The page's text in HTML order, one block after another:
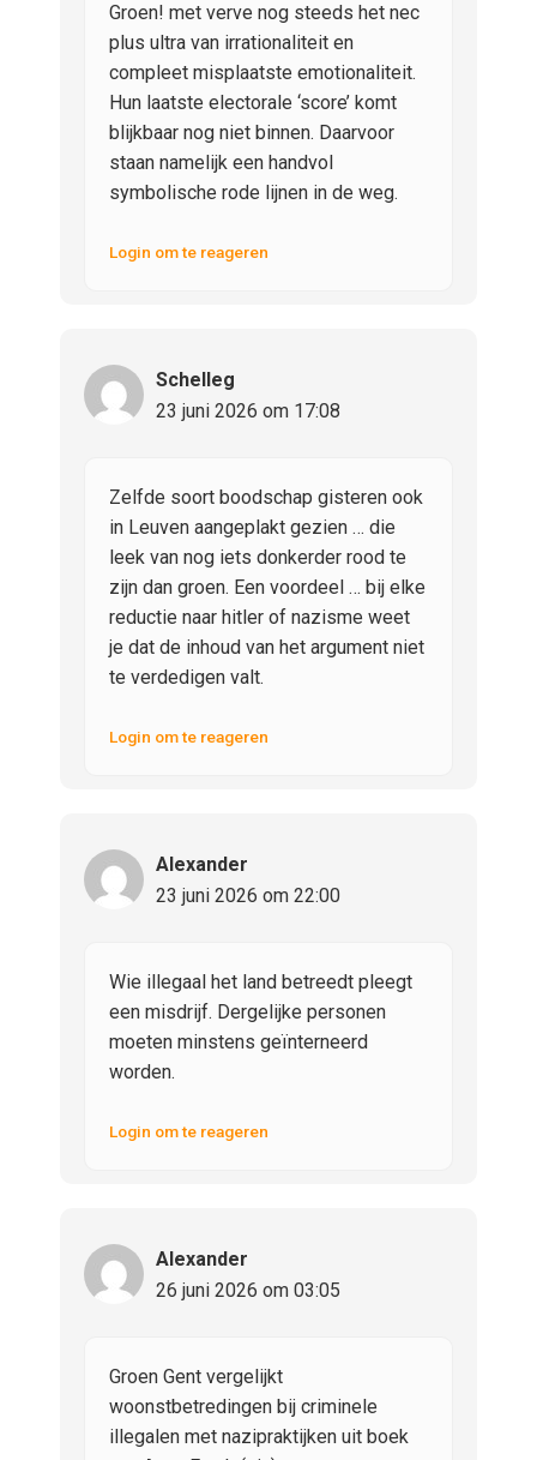
Groen! met verve nog steeds het nec
plus ultra van irrationaliteit en
compleet misplaatste emotionaliteit.
Hun laatste electorale ‘score’ komt
blijkbaar nog niet binnen. Daarvoor
staan namelijk een handvol
symbolische rode lijnen in de weg.
Login om te reageren
Schelleg
23 juni 2026 om 17:08
Zelfde soort boodschap gisteren ook
in Leuven aangeplakt gezien … die
leek van nog iets donkerder rood te
zijn dan groen. Een voordeel … bij elke
reductie naar hitler of nazisme weet
je dat de inhoud van het argument niet
te verdedigen valt.
Login om te reageren
Alexander
23 juni 2026 om 22:00
Wie illegaal het land betreedt pleegt
een misdrijf. Dergelijke personen
moeten minstens geïnterneerd
worden.
Login om te reageren
Alexander
26 juni 2026 om 03:05
Groen Gent vergelijkt
woonstbetredingen bij criminele
illegalen met nazipraktijken uit boek